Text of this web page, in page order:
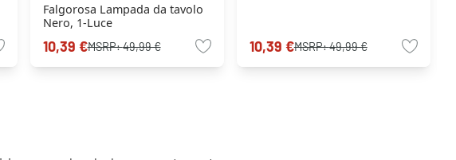
Falgorosa Lampada da tavolo
Nero, 1-Luce
10,39 €MSRP:49,99 € 10,39 €MSRP:49,99 €